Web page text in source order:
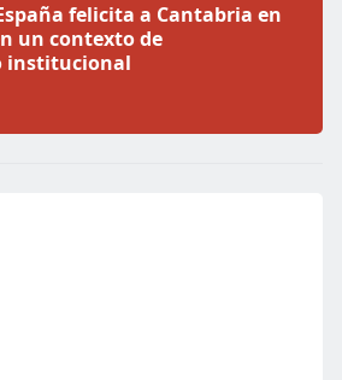
felicita a Cantabria en
un contexto de
institucional